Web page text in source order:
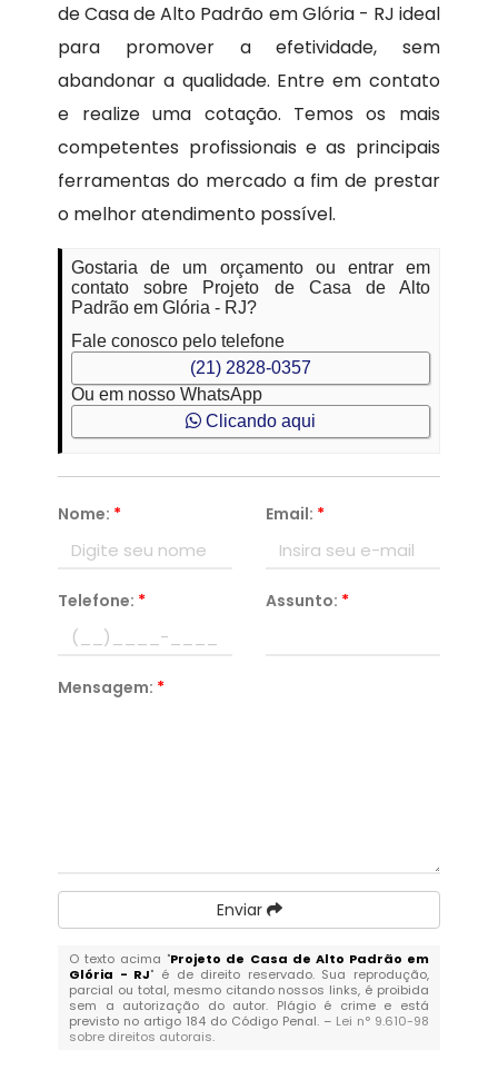
de Casa de Alto Padrão em Glória - RJ ideal
para promover a efetividade, sem
abandonar a qualidade. Entre em contato
e realize uma cotação. Temos os mais
competentes profissionais e as principais
ferramentas do mercado a fim de prestar
o melhor atendimento possível.
Gostaria de um orçamento ou entrar em
contato sobre Projeto de Casa de Alto
Padrão em Glória - RJ?
Fale conosco pelo telefone
(21) 2828-0357
Ou em nosso WhatsApp
Clicando aqui
Nome: * Email: *
Telefone: * Assunto: *
Mensagem: *
Enviar
O texto acima "Projeto de Casa de Alto Padrão em
Glória - RJ" é de direito reservado. Sua reprodução,
parcial ou total, mesmo citando nossos links, é proibida
sem a autorização do autor. Plágio é crime e está
previsto no artigo 184 do Código Penal. – Lei n° 9.610-98
sobre direitos autorais.